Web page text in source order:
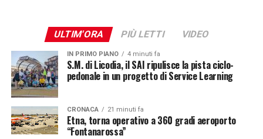
ULTIM'ORA PIÙ LETTI VIDEO
IN PRIMO PIANO 4 minuti fa
S.M. di Licodia, il SAI ripulisce la pista ciclo-
pedonale in un progetto di Service Learning
CRONACA 21 minuti fa
Etna, torna operativo a 360 gradi aeroporto
“Fontanarossa”